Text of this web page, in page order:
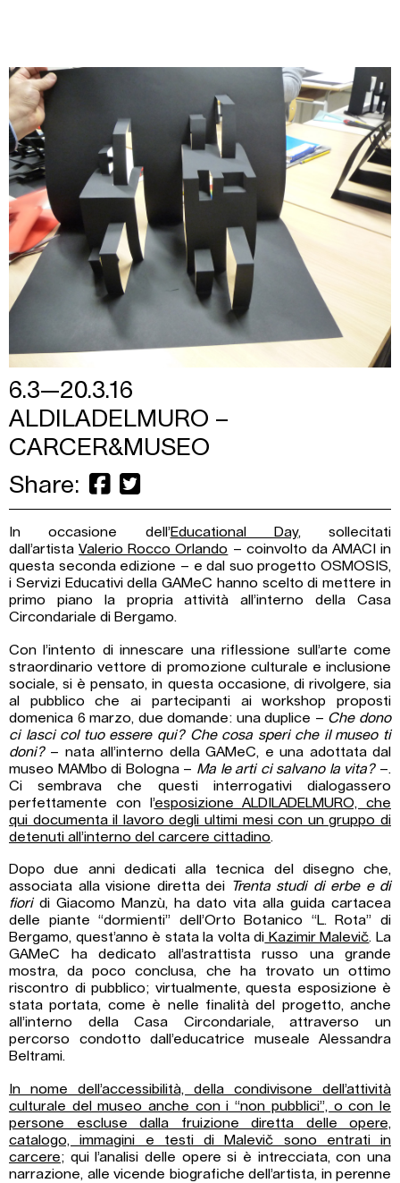
6.3—20.3.16
ALDILADELMURO –
CARCER&MUSEO
Share:
In occasione dell’Educational Day, sollecitati
dall’artistaValerio Rocco Orlando – coinvolto da AMACI in
questa seconda edizione – e dal suo progetto OSMOSIS,
i Servizi Educativi della GAMeC hanno scelto di mettere in
primo piano la propria attività all’interno della Casa
Circondariale di Bergamo.
Con l’intento di innescare una riflessione sull’arte come
straordinario vettore di promozione culturale e inclusione
sociale, si è pensato, in questa occasione, di rivolgere, sia
al pubblico che ai partecipanti ai workshop proposti
domenica 6 marzo, due domande: una duplice – Che dono
ci lasci col tuo essere qui? Che cosa speri che il museo ti
doni?– nata all’interno della GAMeC, e una adottata dal
museo MAMbo di Bologna – Ma le arti ci salvano la vita? –.
Ci sembrava che questi interrogativi dialogassero
perfettamente con l’esposizione ALDILADELMURO, che
qui documenta il lavoro degli ultimi mesi con un gruppo di
detenuti all’interno del carcere cittadino.
Dopo due anni dedicati alla tecnica del disegno che,
associata alla visione diretta dei Trenta studi di erbe e di
fiori di Giacomo Manzù, ha dato vita alla guida cartacea
delle piante “dormienti” dell’Orto Botanico “L. Rota” di
Bergamo, quest’anno è stata la volta di Kazimir Malevič. La
GAMeC ha dedicato all’astrattista russo una grande
mostra, da poco conclusa, che ha trovato un ottimo
riscontro di pubblico; virtualmente, questa esposizione è
stata portata, come è nelle finalità del progetto, anche
all’interno della Casa Circondariale, attraverso un
percorso condotto dall’educatrice museale Alessandra
Beltrami.
In nome dell’accessibilità, della condivisone dell’attività
culturale del museo anche con i “non pubblici”, o con le
persone escluse dalla fruizione diretta delle opere,
catalogo, immagini e testi di Malevič sono entrati in
carcere; qui l’analisi delle opere si è intrecciata, con una
narrazione, alle vicende biografiche dell’artista, in perenne